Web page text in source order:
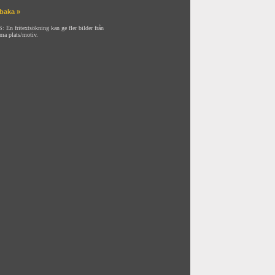
»
En fritextsökning kan ge fler bilder från
plats/motiv.